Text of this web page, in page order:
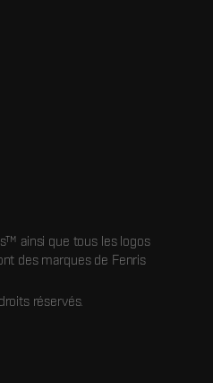
ainsi que tous les logos
des marques de Fenris
réservés.